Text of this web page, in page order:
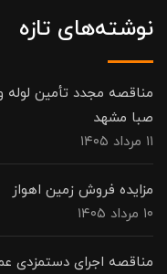
نوشته‌های تازه
مناقصه مجدد تأمین لوله
صبا مشهد
۱۱ مرداد ۱۴۰۵
مزایده فروش زمین اهواز
۱۰ مرداد ۱۴۰۵
مناقصه اجرای دستمزدی